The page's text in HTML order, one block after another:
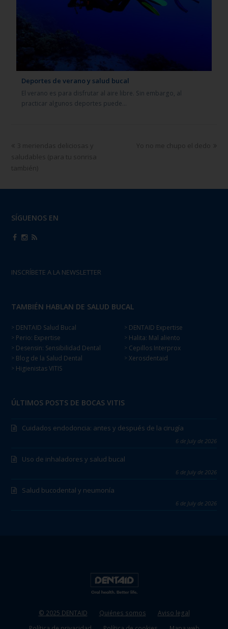
Deportes de verano y salud bucal
El verano es para disfrutar al aire libre. Sin embargo, al
practicar algunos deportes puede…
3 meriendas deliciosas y
saludables (para tu sonrisa
también)
Yo no me chupo el dedo
SÍGUENOS EN
INSCRÍBETE A LA NEWSLETTER
TAMBIÉN HABLAN DE SALUD BUCAL
> DENTAID Salud Bucal
> Perio: Expertise
> Desensin: Sensibilidad Dental
> Blog de la Salud Dental
> Higienistas VITIS
> DENTAID Expertise
> Halita: Mal aliento
> Cepillos Interprox
> Xerosdentaid
ÚLTIMOS POSTS DE BOCAS VITIS
Cuidados endodoncia: antes y después de la cirugía
6 de July de 2026
Uso de inhaladores y salud bucal
6 de July de 2026
Salud bucodental y neumonía
6 de July de 2026
© 2025 DENTAID Quiénes somos
Aviso legal